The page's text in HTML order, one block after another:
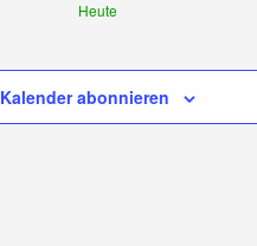
Heute
Kalender abonnieren